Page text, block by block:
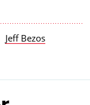
Jeff Bezos